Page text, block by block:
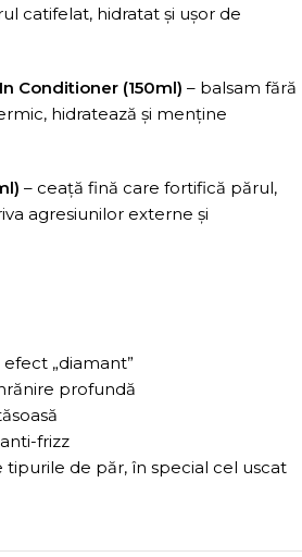
catifelat, hidratat și ușor de
Conditioner (150ml) – balsam fără
hidratează și menține
– ceață fină care fortifică părul,
agresiunilor externe și
„diamant”
profundă
frizz
de păr, în special cel uscat